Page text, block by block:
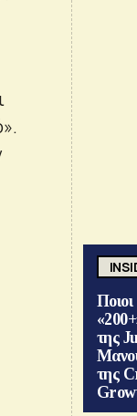
της
της